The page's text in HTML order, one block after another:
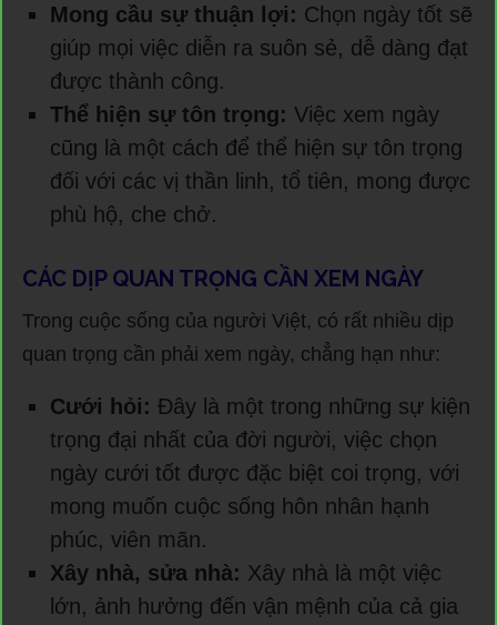
Mong cầu sự thuận lợi: Chọn ngày tốt sẽ
giúp mọi việc diễn ra suôn sẻ, dễ dàng đạt
được thành công.
Thể hiện sự tôn trọng: Việc xem ngày
cũng là một cách để thể hiện sự tôn trọng
đối với các vị thần linh, tổ tiên, mong được
phù hộ, che chở.
CÁC DỊP QUAN TRỌNG CẦN XEM NGÀY
Trong cuộc sống của người Việt, có rất nhiều dịp
quan trọng cần phải xem ngày, chẳng hạn như:
Cưới hỏi: Đây là một trong những sự kiện
trọng đại nhất của đời người, việc chọn
ngày cưới tốt được đặc biệt coi trọng, với
mong muốn cuộc sống hôn nhân hạnh
phúc, viên mãn.
Xây nhà, sửa nhà: Xây nhà là một việc
lớn, ảnh hưởng đến vận mệnh của cả gia